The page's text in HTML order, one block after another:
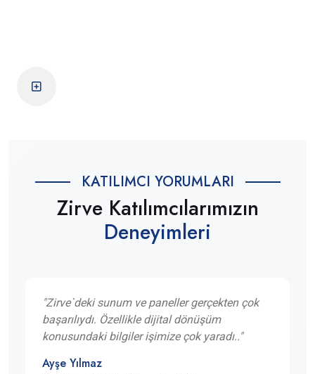
KATILIMCI YORUMLARI
Zirve Katılımcılarımızın
Deneyimleri
"Zirve`deki sunum ve paneller gerçekten çok
başarılıydı. Özellikle dijital dönüşüm
konusundaki bilgiler işimize çok yaradı.."
Ayşe Yılmaz